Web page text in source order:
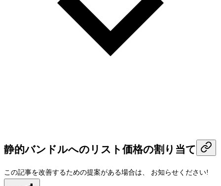
静的バンドルへのリスト価格の割り当て
この記事を改善するための提案がある場合は、 お知らせください!